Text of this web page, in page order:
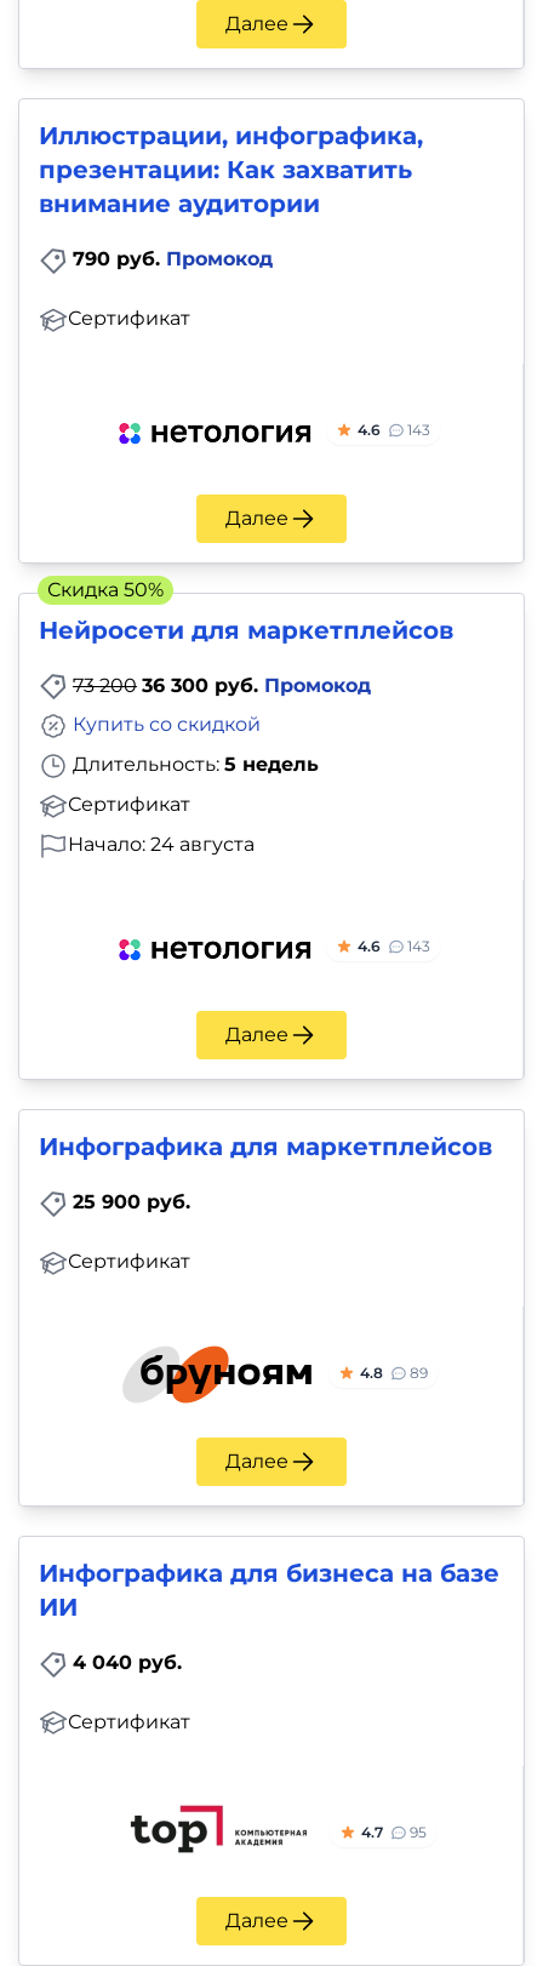
Далее
Иллюстрации, инфографика,
презентации: Как захватить
внимание аудитории
790 руб. Промокод
Сертификат
4.6 143
Далее
Нейросети для маркетплейсов
73 200 36 300 руб. Промокод
Длительность: 5 недель
Сертификат
Купить со скидкой
Начало: 24 августа
4.6 143
Далее
Скидка 50%
Инфографика для маркетплейсов
25 900 руб.
Сертификат
4.8 89
Далее
Инфографика для бизнеса на базе
ИИ
4 040 руб.
Сертификат
4.7 95
Далее